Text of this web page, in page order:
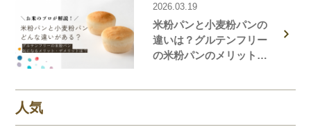
2026.03.19
米粉パンと小麦粉パンの
違いは？グルテンフリー
の米粉パンのメリット・
人気